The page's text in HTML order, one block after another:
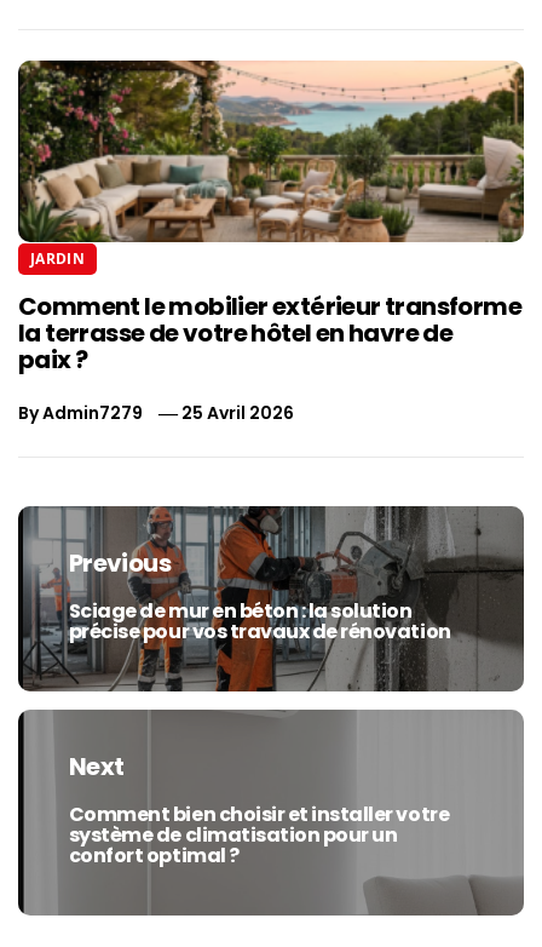
JARDIN
Comment le mobilier extérieur transforme
la terrasse de votre hôtel en havre de
paix ?
ByAdmin7279 25 Avril 2026
Navigation
de
l’article
Previous
Previous
post:
Sciage de mur en béton : la solution
précise pour vos travaux de rénovation
Next
Next
post:
Comment bien choisir et installer votre
système de climatisation pour un
confort optimal ?